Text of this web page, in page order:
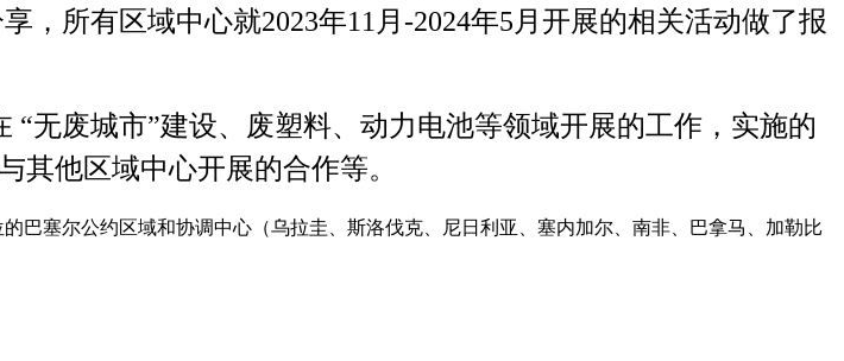
，所有区域中心就2023年11月-2024年5月 开展的相关活动做了报
无废城市”建设、废塑料、动力电池等领域开展的工作，实施的
其他区域中心开展的合作等。
巴塞尔公约区域和协调中心（乌拉圭、斯洛伐克、尼日利亚、塞内加尔、南非、巴拿马、加勒比